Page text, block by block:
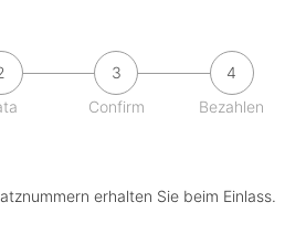
3
Confirm
4
Bezahlen
erhalten Sie beim Einlass.